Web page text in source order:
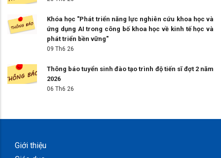
Khóa học "Phát triển năng lực nghiên cứu khoa học và
ứng dụng AI trong công bố khoa học về kinh tế học và
phát triển bền vững"
09 Th6 26
Thông báo tuyển sinh đào tạo trình độ tiến sĩ đợt 2 năm
2026
06 Th6 26
Giới thiệu